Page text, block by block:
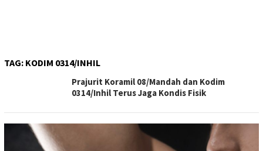
TAG: KODIM 0314/INHIL
Prajurit Koramil 08/Mandah dan Kodim
0314/Inhil Terus Jaga Kondis Fisik